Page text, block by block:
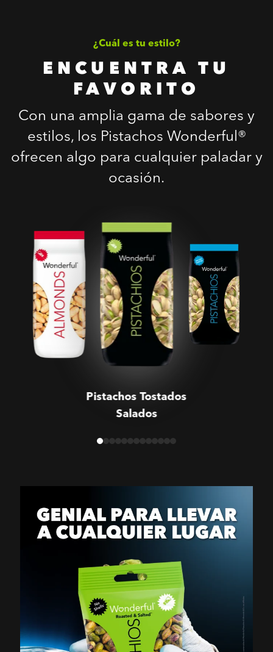
¿Cuál es tu estilo?
ENCUENTRA TU
FAVORITO
Con una amplia gama de sabores y
estilos, los Pistachos Wonderful®
ofrecen algo para cualquier paladar y
ocasión.
Pistachos Tostados
Salados
Pistachos Tostados
Salados